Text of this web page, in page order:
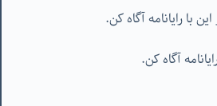
با رایانامه آگاه کن.
آگاه کن.